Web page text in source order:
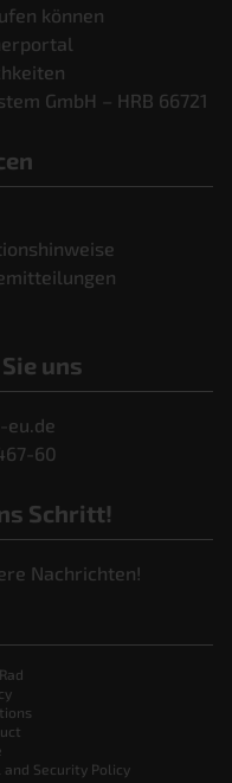
können
GmbH – HRB 66721
uns
eu.de
60
Schritt!
Nachrichten!
Security Policy